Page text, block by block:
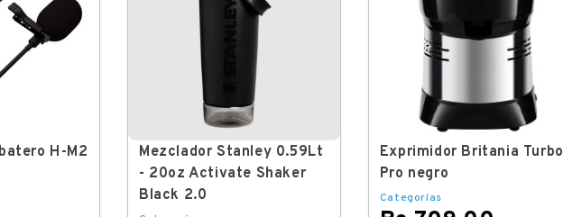
H-M2
Mezclador Stanley 0.59Lt
- 20oz Activate Shaker
Black 2.0
Exprimidor Britania Turbo
Pro negro
Categorías